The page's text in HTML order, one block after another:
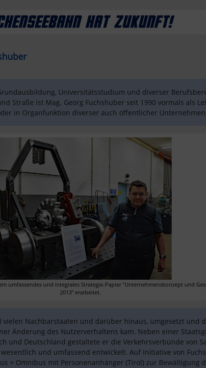
Universitätsstudium und diverser
Straße ist Mag. Georg Fuchshuber seit 1990 vormals als
in Organfunktion diverser auch öffentlicher Unternehmen
umfassendes und integrales Strategie-Papier "Unternehmenskonzept und
2013" erarbeitet.
Nachbarstaaten und darüber hinaus, umgesetzt und
Änderung des Nutzerverhaltens kam. Neben einer
und Deutschland gestaltete er die Verkehrsverbünde von
und umfassend entwickelt. Auf Initiative von
= Omnibus mit Personenanhänger (Tirol) zur Bewältigung